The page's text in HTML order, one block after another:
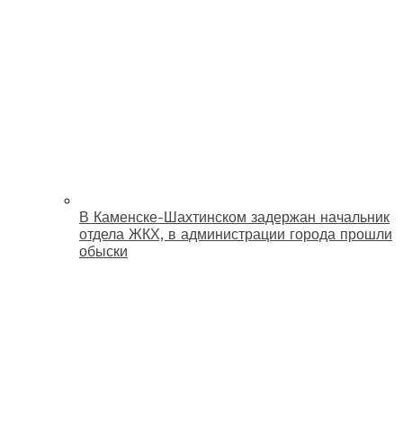
В Каменске-Шахтинском задержан начальник
отдела ЖКХ, в администрации города прошли
обыски